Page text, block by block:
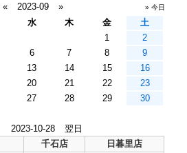
« 2023-09 » » 今日
水 木 金
土
1
2
6 7 8
9
13 14 15
16
20 21 22
23
27 28 29 30
2023-10-28
翌日
千石店
日暮里店